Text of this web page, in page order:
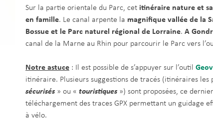
Sur la partie orientale du Parc, cet itinéraire nature et
en famille. Le canal arpente la magnifique vallée de la
Bossue et le Parc naturel régional de Lorraine. A
canal de la Marne au Rhin pour parcourir le Parc vers
Notre astuce : Il est possible de s’appuyer sur l’outil
itinéraire. Plusieurs suggestions de tracés (itinéraires les
sécurisés » ou « touristiques ») sont proposées, ce
téléchargement des traces GPX permettant un guidage
à vélo.